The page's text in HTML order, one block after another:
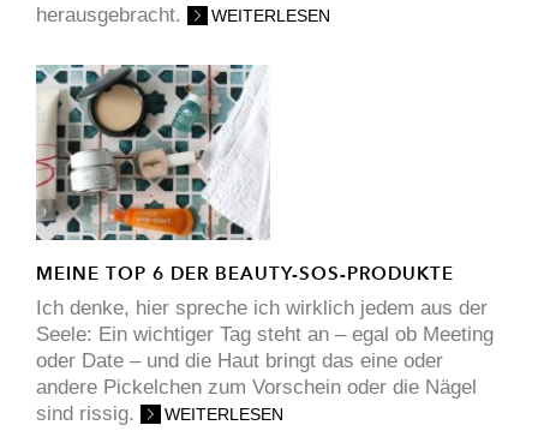
herausgebracht.
WEITERLESEN
MEINE TOP 6 DER BEAUTY-SOS-PRODUKTE
Ich denke, hier spreche ich wirklich jedem aus der
Seele: Ein wichtiger Tag steht an – egal ob Meeting
oder Date – und die Haut bringt das eine oder
andere Pickelchen zum Vorschein oder die Nägel
sind rissig.
WEITERLESEN